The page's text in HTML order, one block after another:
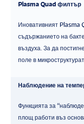
Plasma Quad филтър
Иновативният Plasma
съдържанието на
въздуха. За да
поле в
Наблюдение на
Функцията за
площ работи въз